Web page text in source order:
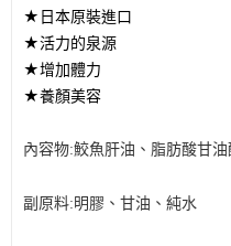
★日本原裝進口
★活力的泉源
★增加體力
★養顏美容
內容物:鮫魚肝油、脂肪酸甘
副原料: 明膠、甘油、純水